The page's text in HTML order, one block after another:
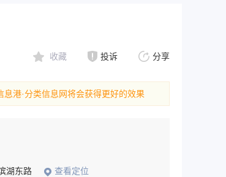
收藏 投诉 分享
港·分类信息网将会获得更好的效果
湖东路 查看定位